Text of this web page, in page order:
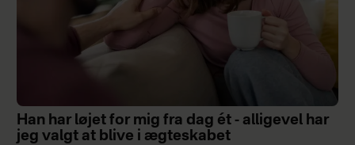
Han har løjet for mig fra dag ét - alligevel har
jeg valgt at blive i ægteskabet